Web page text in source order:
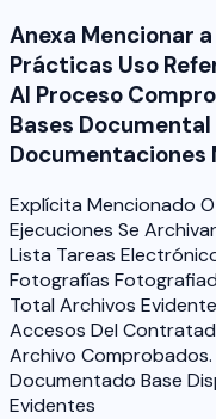
Anexa Mencionar
Prácticas Uso
Al Proceso
Bases Documental
Documentaciones
Explícita Mencionado
Ejecuciones Se
Lista Tareas
Fotografías
Total Archivos
Accesos Del
Archivo Comprobados.
Documentado Base
Evidentes